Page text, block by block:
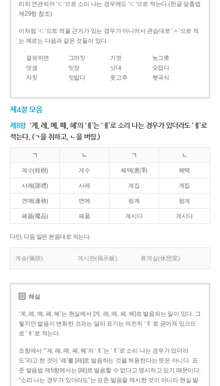
리와 연관되어 ‘ㄷ’으로 소리 나는 경우에도 ‘ㄷ’으로 적는다.(한글 맞춤법
제29항 참조)
이처럼 ‘ㄷ’으로 적을 근거가 있는 경우가 아니어서 관습대로 ‘ㅅ’으로 적
는 예로는 다음과 같은 것들이 있다.
걸핏하면 그까짓 기껏
놋그릇
덧셈
빗장 삿대
숫접다
자칫
짓밟다 풋고추 햇곡식
제4절 모음
제8항 ‘계, 례, 몌, 폐, 혜’의 ‘ㅖ’는 ‘ㅔ’로 소리 나는 경우가 있더라도 ‘ㅖ’로
적는다. (ㄱ을 취하고, ㄴ을 버림.)
ㄱ ㄴ ㄱ ㄴ
계수(桂樹) 게수 혜택(惠澤) 헤택
사례(謝禮) 사레 계집 게집
연몌(連袂) 연메 핑계 핑게
폐품(廢品) 페품 계시다 게시다
다만, 다음 말은 본음대로 적는다.
게송(偈頌) 게시판(揭示板) 휴게실(休憩室)
해설
‘계, 례, 몌, 폐, 혜’는 현실에서 [게, 레, 메, 페, 헤]로 발음되는 일이 있다. 그
렇지만 발음이 변화한 것과는 달리 표기는 여전히 ‘ㅖ’로 굳어져 있으므
로 ‘ㅖ’로 적는다.
조항에서 “‘계, 례, 몌, 폐, 혜’의 ‘ㅖ’는 ‘ㅔ’로 소리 나는 경우가 있더라
도”라고 한 것이 ‘례’를 [레]로 발음하는 것을 허용한다는 뜻은 아니다. 표
준 발음법 제5항에서는 [레]로 발음할 수 없다고 명시하고 있기 때문이다.
“소리 나는 경우가 있더라도”는 표준 발음을 제시한 것이 아니라 현실 발